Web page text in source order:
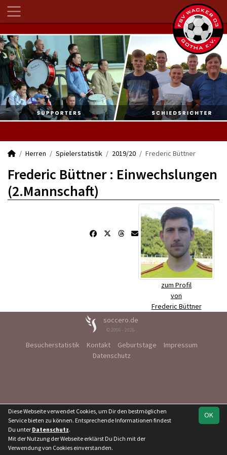
Herren Spielerstatistik 2019/20 Frederic Büttner
Frederic Büttner : Einwechslungen
(2.Mannschaft)
zum Profil
von
Frederic Büttner
soccero.de
© 2006 - 2026
Besucherstatistik Kontakt Geburtstage
Impressum
Datenschutz
OK
Diese Webseite verwendet Cookies, um Dir den bestmöglichen
Service bieten zu können. Entsprechende Informationen findest
Du unter Datenschutz.
Mit der Nutzung der Webseite erklärst Du Dich mit der
Verwendung von Cookies einverstanden.